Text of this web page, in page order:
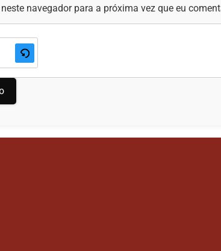
navegador para a próxima vez que eu